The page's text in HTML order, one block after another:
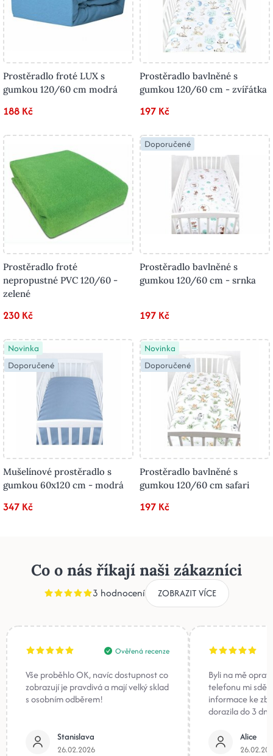
Prostěradlo froté LUX s
gumkou 120/60 cm modrá
188 Kč
Prostěradlo bavlněné s
gumkou 120/60 cm - zvířátka
197 Kč
Prostěradlo froté
nepropustné PVC 120/60 -
zelené
230 Kč
Doporučené
Prostěradlo bavlněné s
gumkou 120/60 cm - srnka
197 Kč
Novinka
Doporučené
Mušelínové prostěradlo s
gumkou 60x120 cm - modrá
347 Kč
Novinka
Doporučené
Prostěradlo bavlněné s
gumkou 120/60 cm safari
197 Kč
Co o nás říkají naši zákazníci
3 hodnocení ZOBRAZIT VÍCE
Ověřená recenze
Vše proběhlo OK, navíc dostupnost co
zobrazují je pravdivá a mají velký sklad
s osobním odběrem!
Stanislava
26.02.2026
Byli na mě
telefonu mi
informace ke
dorazila do 3
Alice